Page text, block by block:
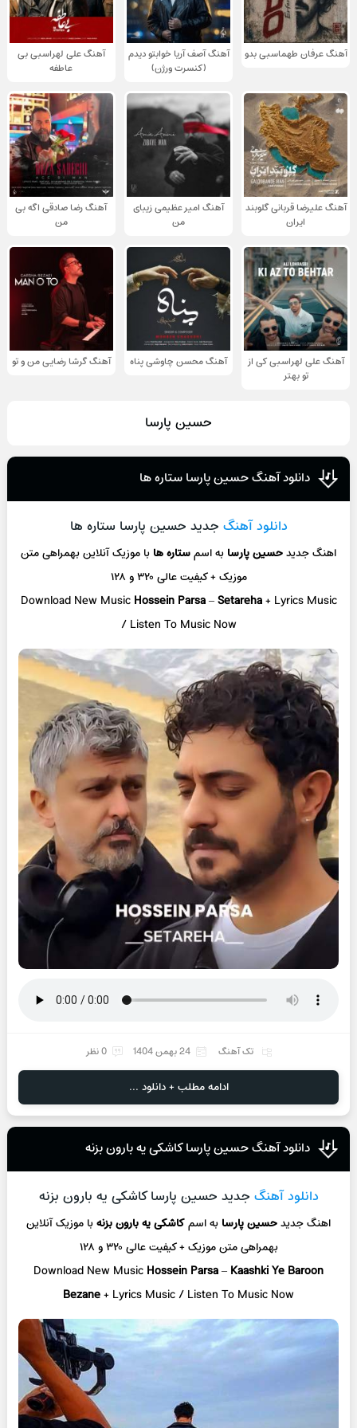
آهنگ عرفان طهماسبی بدو
آهنگ آصف آریا خوابتو دیدم
(کنسرت ورژن)
آهنگ علی لهراسبی بی
عاطفه
آهنگ علیرضا قربانی گلوبند
ایران
آهنگ امیر عظیمی زیبای
من
آهنگ رضا صادقی اگه بی
من
آهنگ علی لهراسبی کی از
تو ‌بهتر
آهنگ محسن چاوشی پناه آهنگ گرشا رضایی من و تو
حسین پارسا
دانلود آهنگ حسین پارسا ستاره ها
دانلود آهنگ جدید حسین پارسا ستاره ها
اهنگ جدیدحسین پارسا به اسمستاره ها با موزیک آنلاینبهمراهی متن
موزیک + کیفیت عالی ۳۲۰ و ۱۲۸
Download New Music Hossein Parsa–Setareha+ Lyrics Music
/ Listen To Music Now
تک آهنگ 24 بهمن 1404 0 نظر
ادامه مطلب + دانلود ...
دانلود آهنگ حسین پارسا کاشکی یه بارون بزنه
دانلود آهنگ جدید حسین پارسا کاشکی یه بارون بزنه
اهنگ جدیدحسین پارسا به اسمکاشکی یه بارون بزنهبا موزیک آنلاین
بهمراهی متن موزیک + کیفیت عالی ۳۲۰ و ۱۲۸
Download New Music Hossein Parsa– Kaashki Ye Baroon
Bezane+ Lyrics Music / Listen To Music Now